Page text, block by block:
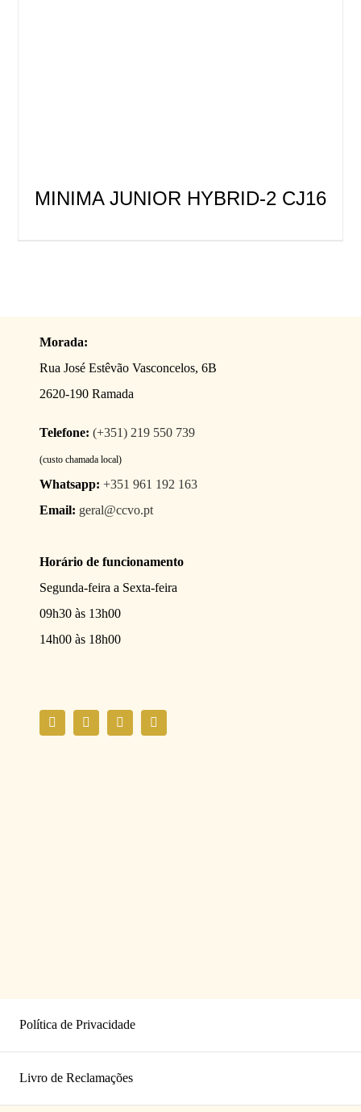
MINIMA JUNIOR HYBRID-2 CJ16
Política de Privacidade
Livro de Reclamações
Morada:
Rua José Estêvão Vasconcelos, 6B
2620-190 Ramada
Telefone: (+351) 219 550 739
(custo chamada local)
Whatsapp: +351 961 192 163
Email: geral@ccvo.pt
Horário de funcionamento
Segunda-feira a Sexta-feira
09h30 às 13h00
14h00 às 18h00